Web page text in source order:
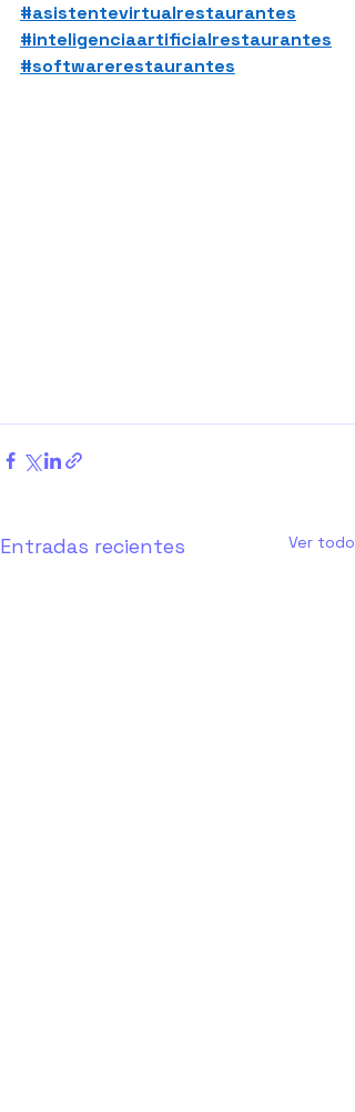
#asistentevirtualrestaurantes
#inteligenciaartificialrestaurantes
#softwarerestaurantes
Entradas recientes Ver todo